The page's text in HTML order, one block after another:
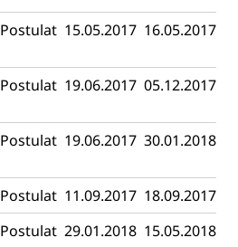
Postulat 15.05.2017 16.05.2017
Postulat 19.06.2017 05.12.2017
Postulat 19.06.2017 30.01.2018
Postulat 11.09.2017 18.09.2017
Postulat 29.01.2018 15.05.2018